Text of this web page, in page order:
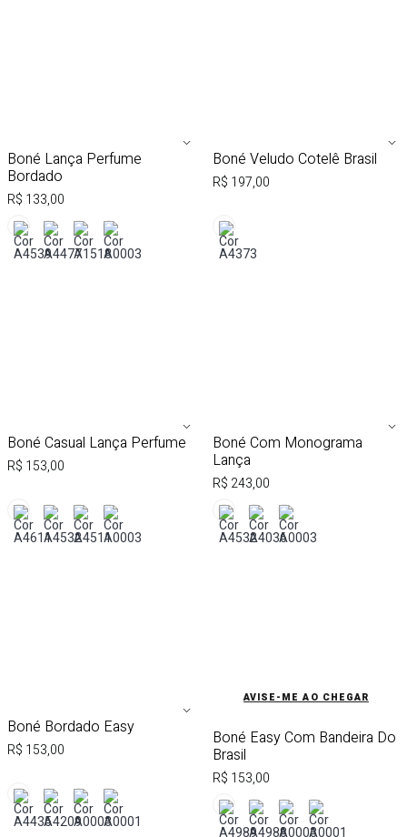
Boné Lança Perfume
Bordado
R$ 133,00
Boné Veludo Cotelê Brasil
R$ 197,00
Boné Casual Lança Perfume
R$ 153,00
Boné Com Monograma
Lança
R$ 243,00
Boné Bordado Easy
R$ 153,00
AVISE-ME AO CHEGAR
Boné Easy Com Bandeira Do
Brasil
R$ 153,00